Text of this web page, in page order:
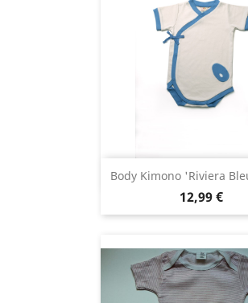
Body Kimono 'Riviera
12,99 €
Aperçu